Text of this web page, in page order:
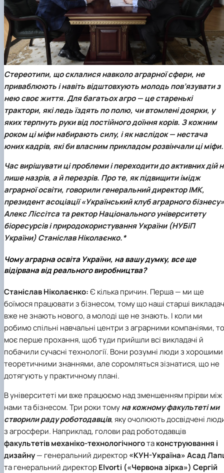
Іноземні мови
Працевлаштування
Їдальні та буфети
Студентські квитки
Центр вивчення мов
Психологічна підтримка
Інклюзивне середовище
Рада молодих вчених
Наукові школи
Стартап школа НУБіП України
Методичні рекомендації, пам'ятки
Форми документів
Патентно-ліцензійна діяльність
ЦКНО «Агропромисловий комплекс, лісове і
садово-паркове господарство, ветеринарна
медицина»
Обладнання НУБіП України
Біоетична комісія
Наукові видання
Досліднику та автору
Звіт про проведення НТЗ
Наукові журнали НУБіП України
Наукові журнали НУБіП України (English)
Пам'ятка про проведення науково-
заходів
Порядок планування та організації
проведення НТЗ
Результати науково-технічних заходів
Монографії
Наука для бізнесу
Каталог наукових послуг
«SEB-2024»
«SEB-2025»
Наглядова рада
Рада роботодавців
Благодійний фонд «Голосіївська ініціатива
Історія університету
Видатні випускники та працівники
Звіт ректора
Пам'яті захисників України
Почесні доктори і професори НУБіП України
Пресслужба
Програма розвитку університету
ініціатива – 2025»
Доступ до публічної інформації
Державні закупівлі
Офіційна символіка
Антикорупційні заходи
Уповноважена особа з питань запобігання
виявлення корупції
Положення про антикорупційного
уповноваженого НУБіП України
Національні нормативно-правові акти
Нормативно-правові акти НУБіП України
Інформаційні ресурси НАЗК
Методичні роз’яснення НАЗК
Антикорупційні заходи
Гендерна радниця
Контактна інформація
Стереотипи, що склалися навколо аграрної сфери, не
приваблюють і навіть відштовхують молодь пов’язувати з
нею своє життя. Для багатьох агро — це старенькі
трактори, які ледь їздять по полю, чи втомлені доярки, у
яких терпнуть руки від постійного доїння корів. З кожним
роком ці міфи набирають силу, і як наслідок — нестача
юних кадрів, які би власним прикладом розвінчали ці міфи.
Час вирішувати ці проблеми і переходити до активних дій
лише назрів, а й перезрів. Про те, як підвищити імідж
аграрної освіти, говорили генеральний директор ІМК,
президентасоціації «Український клуб аграрного бізнесу»
Алекс Ліссітса та ректорНаціонального університету
біоресурсів і природокористування України(НУБіП
України) Станіслав Ніколаєнко.*
Чому аграрна освіта України, на вашу думку, все ще
відірвана від реального виробництва?
Станіслав Ніколаєнко:Є кілька причин. Перша — ми ще
боїмося працювати з бізнесом, тому що наші старші
вже не знають нового, а молоді ще не знають. І коли ми
робимо спільні навчальні центри з аграрними компаніями, то
моє перше прохання, щоб туди прийшли всі викладачі й
побачили сучасні технології. Вони розумні люди з хорошими
теоретичними знаннями, але соромляться зізнатися, що не
дотягують у практичному плані.
В університеті ми вже працюємо над зменшенням прірви між
нами та бізнесом. Три роки томуна кожному факультеті ми
створили раду роботодавців, яку очолюють досвідчені
з агросфери. Наприклад, голови рад роботодавців
факультетів механіко-технологічноготаконструювання і
дизайну— генеральний директор«КУН-Україна»Асад
та генеральний директорElvorti («Червона зірка») Сергій